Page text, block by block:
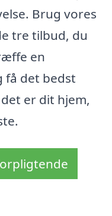
Brug vores
tre tilbud, du
en
få det bedst
er dit hjem,